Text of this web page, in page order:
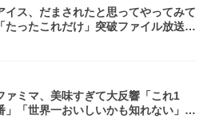
イス、だまされたと思ってやってみて
「たったこれだけ」突破ファイル放送で
ァミマ、美味すぎて大反響「これ1
」「世界一おいしいかも知れない」